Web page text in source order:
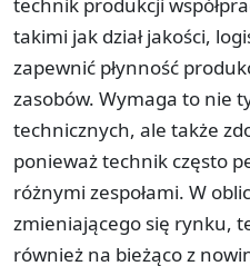
takimi jak dział jakości,
zapewnić płynność
zasobów. Wymaga to nie
technicznych, ale także
ponieważ technik często
różnymi zespołami. W
zmieniającego się rynku,
również na bieżąco z